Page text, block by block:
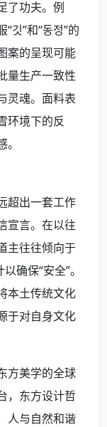
了功夫。例
깃”和“동정”的
案的呈现可能
量生产一致性
灵魂。面料表
环境下的反
超出一套工作
宣言。在以往
主往往倾向于
确保“安全”。
本土传统文化
于对自身文化
方美学的全球
，东方设计哲
人与自然和谐